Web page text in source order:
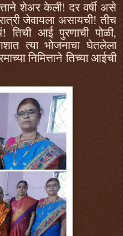
शेअर केली! दर वर्षी असे
जेवायला असायची! तीच
आई पुरणाची पोळी,
त्या भोजनाचा घेतलेला
निमित्ताने तिच्या आईची